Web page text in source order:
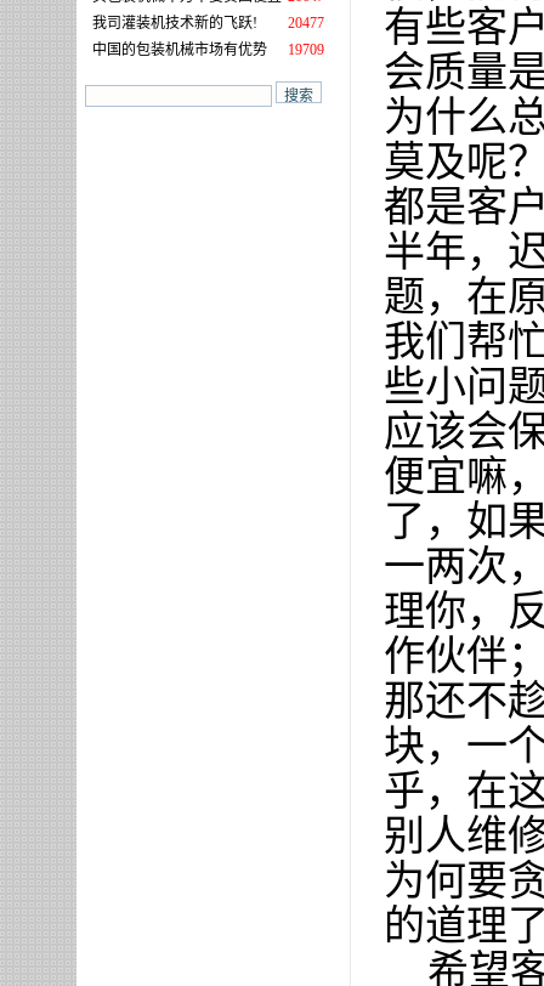
我司灌装机技术新的飞跃!
20477
中国的包装机械市场有优势
19709
有些客
会质量
为什么
莫及呢
都是客
半年，
题，在
我们帮
些小问
应该会
便宜嘛
了，如
一两次
理你，
作伙伴
那还不
块，一
乎，在
别人维
为何要
的道理
希望